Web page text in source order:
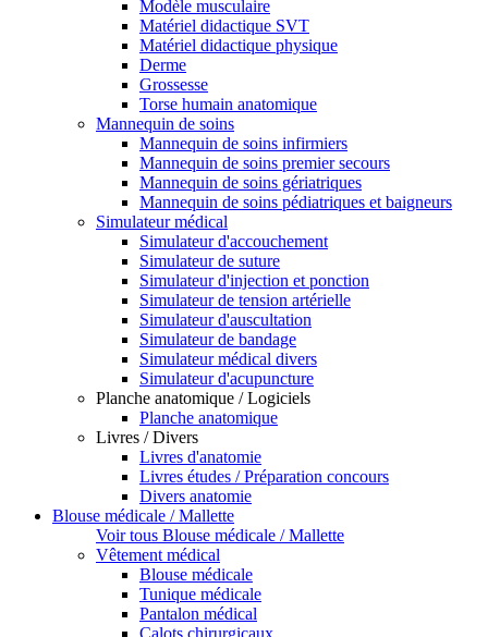
Modèle musculaire
Matériel didactique SVT
Matériel didactique physique
Derme
Grossesse
Torse humain anatomique
Mannequin de soins
Mannequin de soins infirmiers
Mannequin de soins premier secours
Mannequin de soins gériatriques
Mannequin de soins pédiatriques et baigneurs
Simulateur médical
Simulateur d'accouchement
Simulateur de suture
Simulateur d'injection et ponction
Simulateur de tension artérielle
Simulateur d'auscultation
Simulateur de bandage
Simulateur médical divers
Simulateur d'acupuncture
Planche anatomique / Logiciels
Planche anatomique
Livres / Divers
Livres d'anatomie
Livres études / Préparation concours
Divers anatomie
Blouse médicale / Mallette
Voir tous Blouse médicale / Mallette
Vêtement médical
Blouse médicale
Tunique médicale
Pantalon médical
Calots chirurgicaux